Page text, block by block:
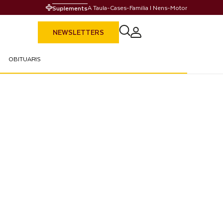
SuplementsA Taula-Cases-Familia I Nens-Motor
NEWSLETTERS
OBITUARIS